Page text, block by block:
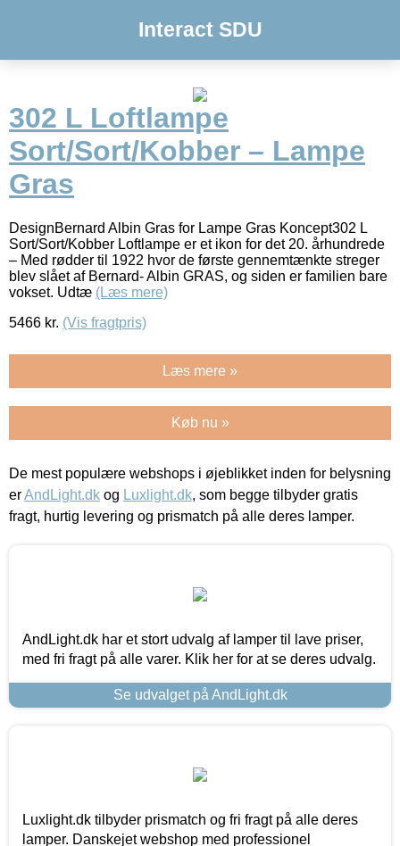
Interact SDU
302 L Loftlampe
Sort/Sort/Kobber – Lampe
Gras
DesignBernard Albin Gras for Lampe Gras Koncept302 L
Sort/Sort/Kobber Loftlampe er et ikon for det 20. århundrede
– Med rødder til 1922 hvor de første gennemtænkte streger
blev slået af Bernard- Albin GRAS, og siden er familien bare
vokset. Udtæ (Læs mere)
5466 kr. (Vis fragtpris)
Læs mere »
Køb nu »
De mest populære webshops i øjeblikket inden for belysning
erAndLight.dk og Luxlight.dk, som begge tilbyder gratis
fragt, hurtig levering og prismatch på alle deres lamper.
AndLight.dk har et stort udvalg af lamper til lave priser,
med fri fragt på alle varer. Klik her for at se deres udvalg.
Se udvalget på AndLight.dk
Luxlight.dk tilbyder prismatch og fri fragt på alle deres
lamper. Danskejet webshop med professionel